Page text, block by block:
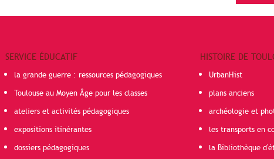
SERVICE ÉDUCATIF
la grande guerre : ressources pédagogiques
Toulouse au Moyen Âge pour les classes
ateliers et activités pédagogiques
expositions itinérantes
dossiers pédagogiques
HISTOIRE DE
UrbanHist
plans anciens
archéologie et
les transports en
la Bibliothèque